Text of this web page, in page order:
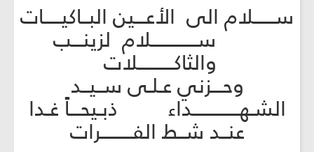
ســــــلام الى الأعـــين البــاكيـــــات
ســـــــــــــلام لزينـــب
والثاكــــــــــلات
وحـــزني عـلـى ســيــد
الشـهـــــــــــــداء ذبـيحـــاً غـدا
عنــد شــط الفـــــــــرات